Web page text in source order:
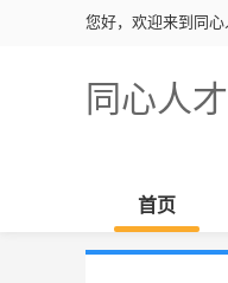
您好，欢迎来到同心
同心人
首页